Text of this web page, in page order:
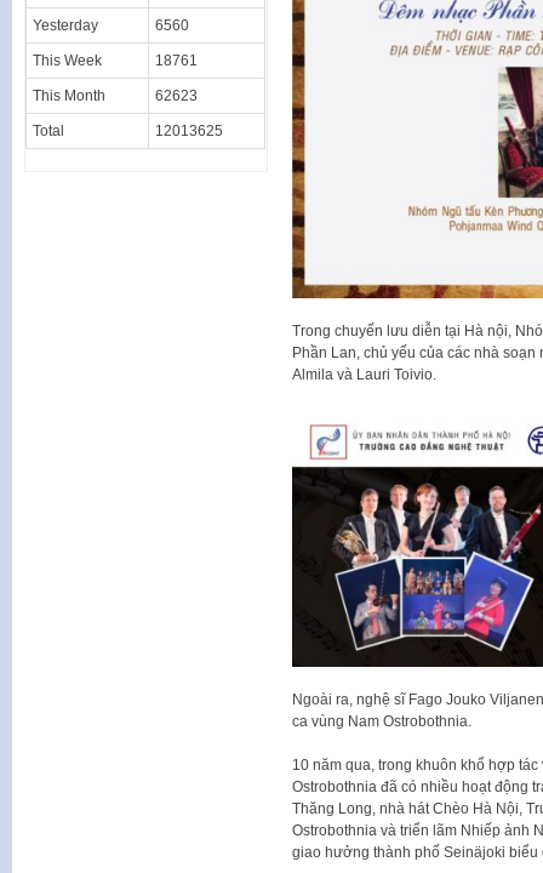
Trong chuyến lưu diễn tại Hà nội,
Phần Lan, chủ yếu của các nhà
Almila và Lauri Toivio.
Ngoài ra, nghệ sĩ Fago Jouko
ca vùng Nam Ostrobothnia.
10 năm qua, trong khuôn khổ hợp
Ostrobothnia đã có nhiều hoạt động
Thăng Long, nhà hát Chèo Hà Nội,
Ostrobothnia và triển lãm Nhiếp ảnh
giao hưởng thành phố Seinäjoki biểu
Yesterday 6560
This Week 18761
This Month 62623
Total 12013625